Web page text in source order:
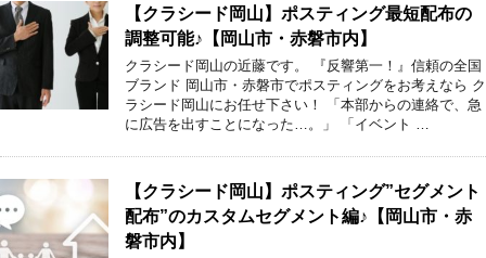
【クラシード岡山】ポスティング最短配布の
調整可能♪【岡山市・赤磐市内】
クラシード岡山の近藤です。 『反響第一！』信頼の全国
ブランド 岡山市・赤磐市でポスティングをお考えなら ク
ラシード岡山にお任せ下さい！ 「本部からの連絡で、急
に広告を出すことになった…。」 「イベント …
【クラシード岡山】ポスティング”セグメント
配布”のカスタムセグメント編♪【岡山市・赤
磐市内】